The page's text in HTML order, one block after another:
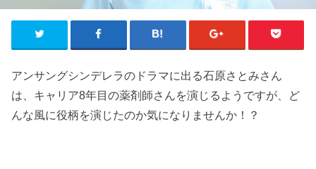
アンサングシンデレラのドラマに出る石原さとみさん
は、キャリア8年目の薬剤師さんを演じるようですが、ど
んな風に役柄を演じたのか気になりませんか！？